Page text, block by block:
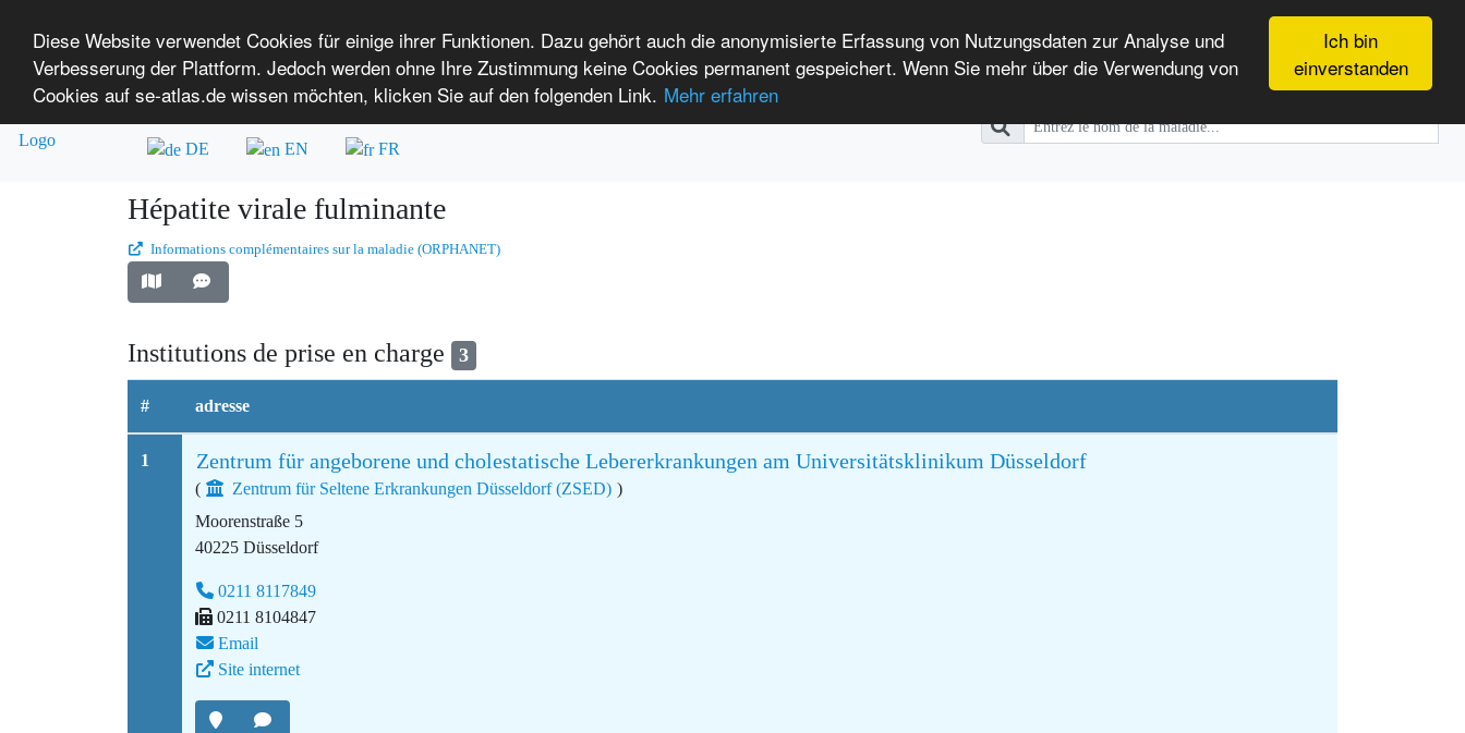
Ich bin
einverstanden
Diese Website verwendet Cookies für einige ihrer Funktionen. Dazu gehört auch die anonymisierte Erfassung von Nutzungsdaten zur Analyse und
Verbesserung der Plattform. Jedoch werden ohne Ihre Zustimmung keine Cookies permanent gespeichert. Wenn Sie mehr über die Verwendung von
Cookies auf se-atlas.de wissen möchten, klicken Sie auf den folgenden Link. Mehr erfahren
SE-ATLAS
Cartographie des Institutions de prise en charge
pour personnes atteintes de maladies rares
Aperçu rapide A propos de nous Se connecter Langage facile International Patients
DE EN FR
Hépatite virale fulminante
Informations complémentaires sur la maladie (ORPHANET)
Institutions de prise en charge 3
# adresse
1 Zentrum für angeborene und cholestatische Lebererkrankungen am Universitätsklinikum Düsseldorf
( Zentrum für Seltene Erkrankungen Düsseldorf (ZSED) )
Moorenstraße 5
40225 Düsseldorf
0211 8117849
0211 8104847
Email
Site internet